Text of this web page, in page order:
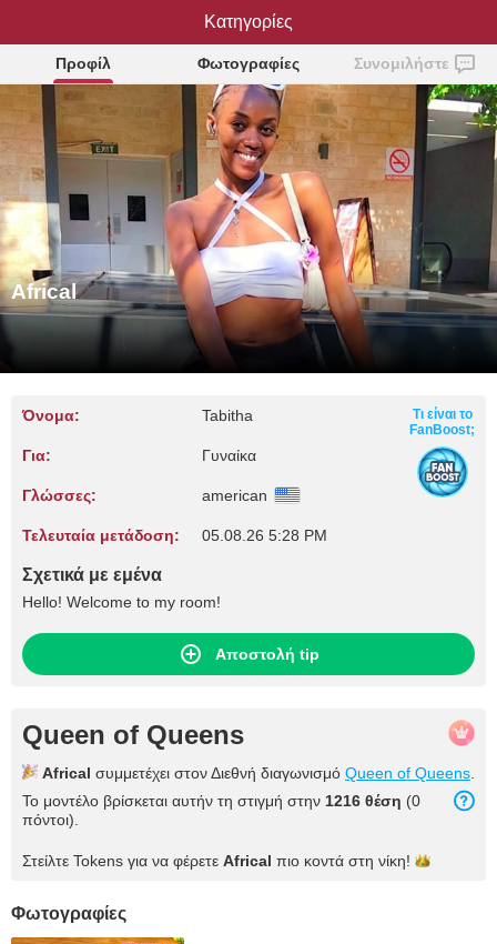
Africal
Προφίλ Φωτογραφίες Συνομιλήστε
Africal
Όνομα: Tabitha
Για: Γυναίκα
Γλώσσες: american
Τελευταία μετάδοση: 05.08.26 5:28 PM
Τι είναι το
FanBoost;
Σχετικά με εμένα
Hello! Welcome to my room!
Αποστολή tip
Queen of Queens
Africal συμμετέχει στον Διεθνή διαγωνισμό Queen of Queens
Το μοντέλο βρίσκεται αυτήν τη στιγμή στην 1216 θέση (0
πόντοι).
Στείλτε Tokens για να φέρετε Africal πιο κοντά στη νίκη!
Φωτογραφίες
Κατηγορίες